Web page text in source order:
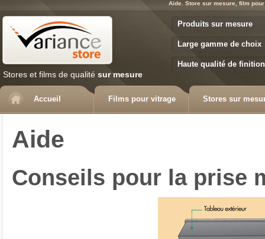
Aide. Store sur mesure, film
Stores et films de qualité sur mesure
Produits sur mesure
Large gamme de choix
Haute qualité de finition
Accueil Films pour vitrage Stores sur
Aide
Conseils pour la prise